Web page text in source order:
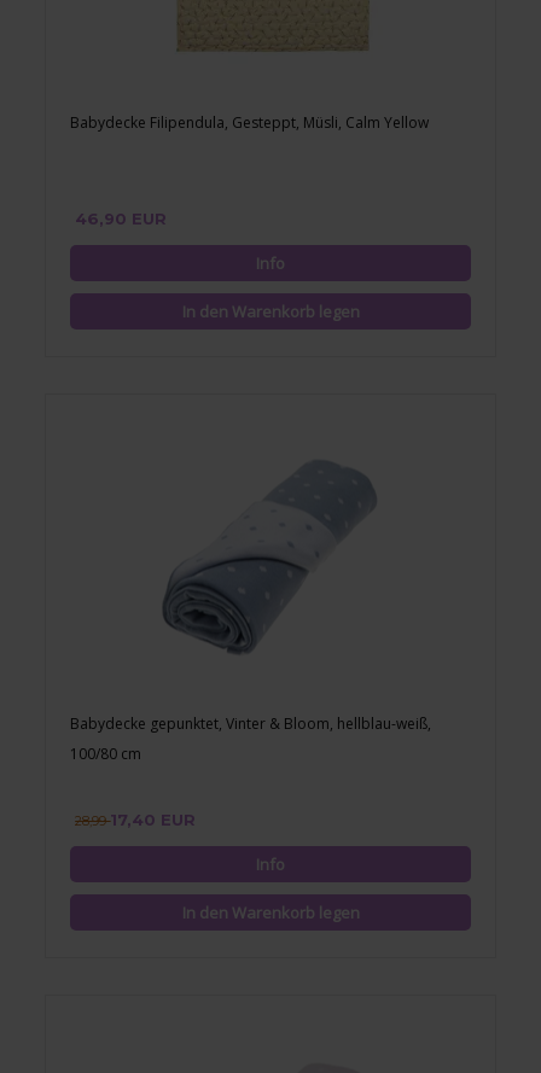
Babydecke Filipendula, Gesteppt, Müsli, Calm Yellow
46,90 EUR
Babydecke gepunktet, Vinter & Bloom, hellblau-weiß,
100/80 cm
28,9917,40 EUR